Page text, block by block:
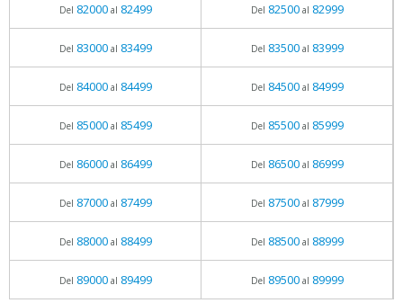
Del 82000al 82499 Del 82500al 82999
Del 83000al 83499 Del 83500al 83999
Del 84000al 84499 Del 84500al 84999
Del 85000al 85499 Del 85500al 85999
Del 86000al 86499 Del 86500al 86999
Del 87000al 87499 Del 87500al 87999
Del 88000al 88499 Del 88500al 88999
Del 89000al 89499 Del 89500al 89999